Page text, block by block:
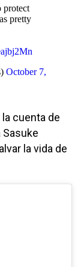
protect
pretty
October 7,
cuenta de
Sasuke
la vida de